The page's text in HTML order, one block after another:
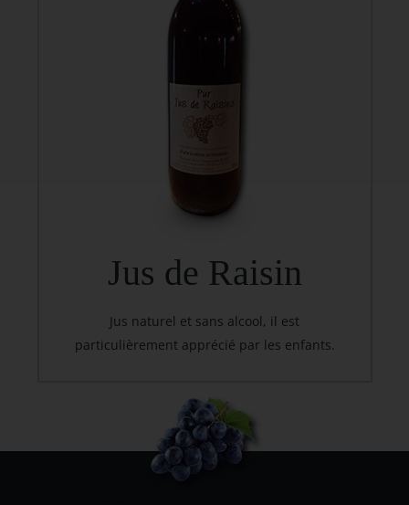
Jus de Raisin
Jus naturel et sans alcool, il est
particulièrement apprécié par les enfants.